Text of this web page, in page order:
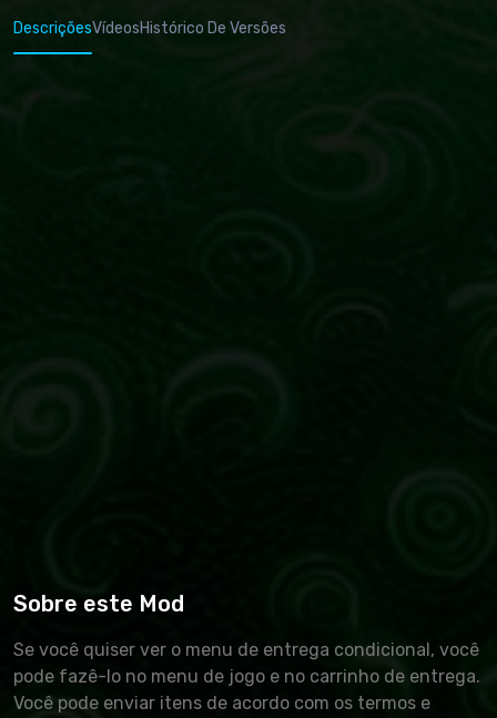
DescriçõesVídeosHistórico De Versões
Sobre este Mod
Se você quiser ver o menu de entrega condicional, você
pode fazê-lo no menu de jogo e no carrinho de entrega.
Você pode enviar itens de acordo com os termos e